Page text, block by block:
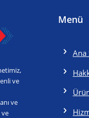
ve
ve
ve
Menü
Ana